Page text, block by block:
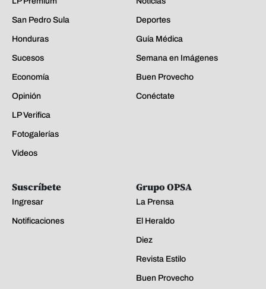
San Pedro Sula
Honduras
Sucesos
Economía
Opinión
LP Verifica
Fotogalerías
Videos
Deportes
Guía Médica
Semana en Imágenes
Buen Provecho
Conéctate
Suscríbete
Ingresar
Notificaciones
Grupo OPSA
La Prensa
El Heraldo
Diez
Revista Estilo
Buen Provecho